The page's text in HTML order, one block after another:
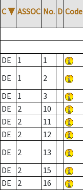
C ▼ ASSOC No. D Code
DE 1 1
DE
1 2
DE
1 3
DE
2 10
DE
2 11
DE
2 12
DE
2 13
DE
2 15
DE
2 16